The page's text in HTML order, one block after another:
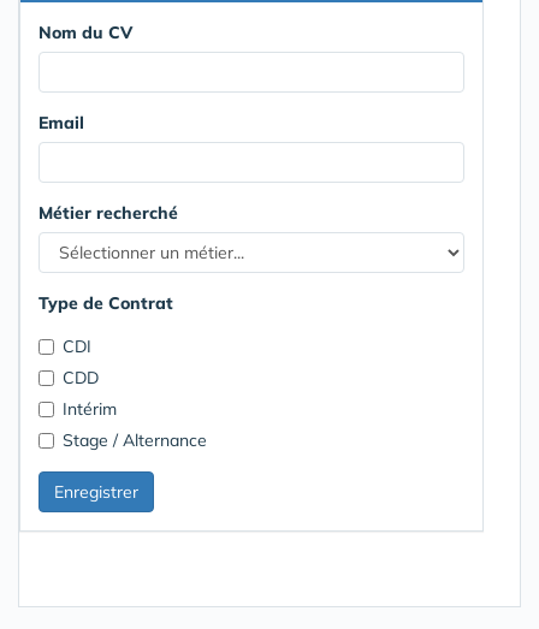
Nom du CV
Email
Métier recherché
Type de Contrat
CDI
CDD
Intérim
Stage / Alternance